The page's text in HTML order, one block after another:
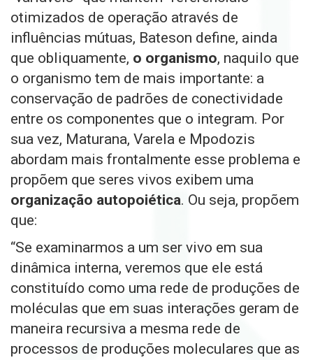
otimizados de operação através de
influências mútuas, Bateson define, ainda
que obliquamente, o organismo, naquilo que
o organismo tem de mais importante: a
conservação de padrões de conectividade
entre os componentes que o integram. Por
sua vez, Maturana, Varela e Mpodozis
abordam mais frontalmente esse problema e
propõem que seres vivos exibem uma
organização autopoiética. Ou seja, propõem
que:
“Se examinarmos a um ser vivo em sua
dinâmica interna, veremos que ele está
constituído como uma rede de produções de
moléculas que em suas interações geram de
maneira recursiva a mesma rede de
processos de produções moleculares que as